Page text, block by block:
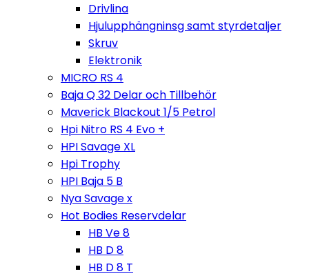
Drivlina
Hjulupphängninsg samt styrdetaljer
Skruv
Elektronik
MICRO RS 4
Baja Q 32 Delar och Tillbehör
Maverick Blackout 1/5 Petrol
Hpi Nitro RS 4 Evo +
HPI Savage XL
Hpi Trophy
HPI Baja 5 B
Nya Savage x
Hot Bodies Reservdelar
HB Ve 8
HB D 8
HB D 8 T